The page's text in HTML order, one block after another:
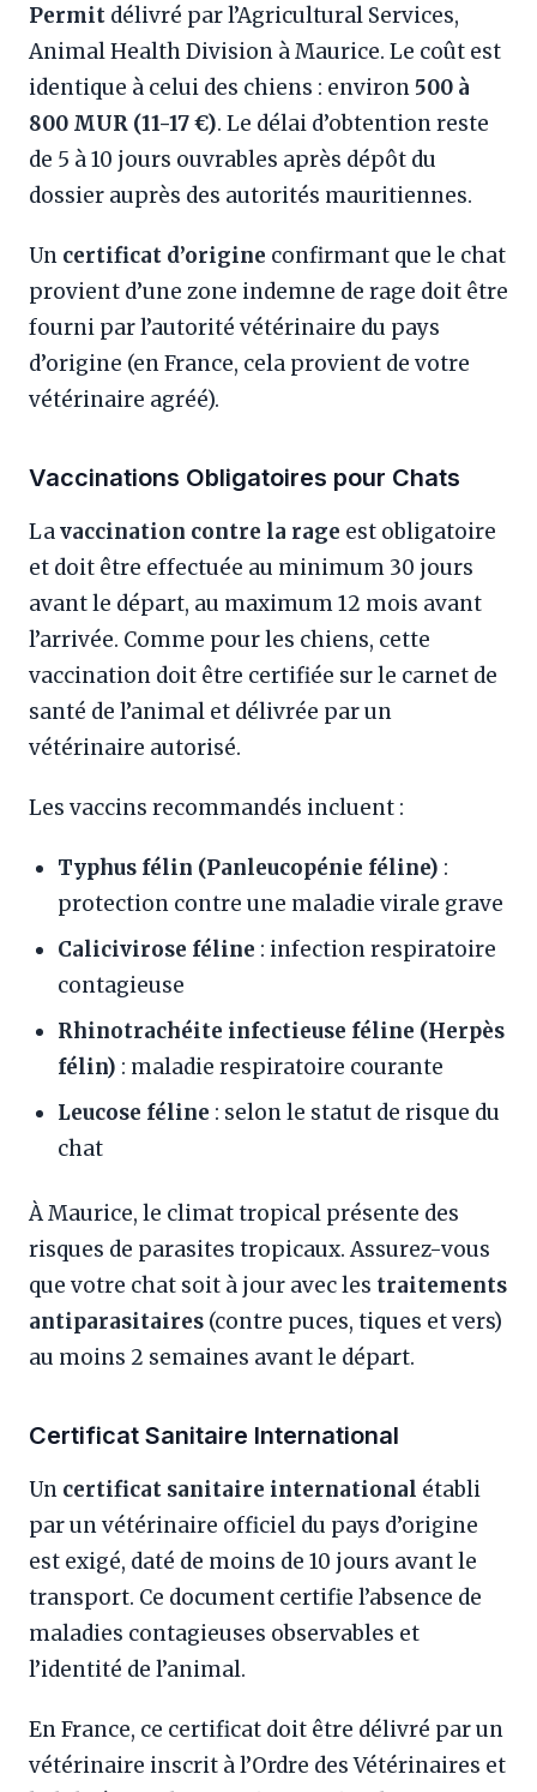
Permit délivré par l’Agricultural Services,
Animal Health Division à Maurice. Le coût est
identique à celui des chiens : environ 500 à
800 MUR (11-17 €). Le délai d’obtention reste
de 5 à 10 jours ouvrables après dépôt du
dossier auprès des autorités mauritiennes.
Un certificat d’origine confirmant que le chat
provient d’une zone indemne de rage doit être
fourni par l’autorité vétérinaire du pays
d’origine (en France, cela provient de votre
vétérinaire agréé).
Vaccinations Obligatoires pour Chats
Lavaccination contre la rage est obligatoire
et doit être effectuée au minimum 30 jours
avant le départ, au maximum 12 mois avant
l’arrivée. Comme pour les chiens, cette
vaccination doit être certifiée sur le carnet de
santé de l’animal et délivrée par un
vétérinaire autorisé.
Les vaccins recommandés incluent :
Typhus félin (Panleucopénie féline) :
protection contre une maladie virale grave
Calicivirose féline : infection respiratoire
contagieuse
Rhinotrachéite infectieuse féline (Herpès
félin) : maladie respiratoire courante
Leucose féline : selon le statut de risque du
chat
À Maurice, le climat tropical présente des
risques de parasites tropicaux. Assurez-vous
que votre chat soit à jour avec les traitements
antiparasitaires (contre puces, tiques et vers)
au moins 2 semaines avant le départ.
Certificat Sanitaire International
Un certificat sanitaire international établi
par un vétérinaire officiel du pays d’origine
est exigé, daté de moins de 10 jours avant le
transport. Ce document certifie l’absence de
maladies contagieuses observables et
l’identité de l’animal.
En France, ce certificat doit être délivré par un
vétérinaire inscrit à l’Ordre des Vétérinaires et